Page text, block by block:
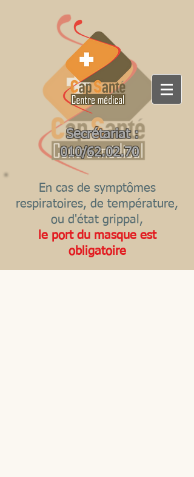
Secrétariat :
010/62.02.70
En cas de symptômes
respiratoires, de température,
ou d'état grippal,
le port du masque est
obligatoire